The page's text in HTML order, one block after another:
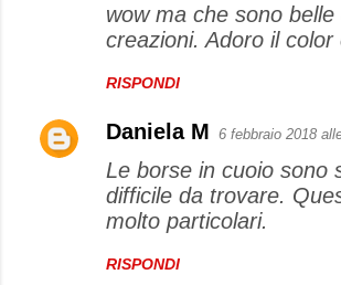
wow ma che sono belle
creazioni. Adoro il color
RISPONDI
Daniela M 6 febbraio 2018
Le borse in cuoio sono
difficile da trovare.
molto particolari.
RISPONDI